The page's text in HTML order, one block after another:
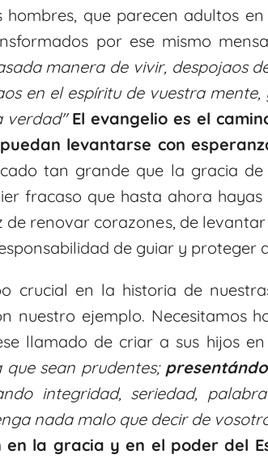
hombres, que parecen adultos
por ese mismo
manera de vivir, despojaos
en el espíritu de vuestra mente,
verdad" El evangelio es el
levantarse con
tan grande que la gracia
fracaso que hasta ahora
de renovar corazones, de
de guiar y proteger
crucial en la historia de
nuestro ejemplo. Necesitamos
llamado de criar a sus hijos
sean prudentes;
integridad, seriedad,
nada malo que decir de
la gracia y en el poder del